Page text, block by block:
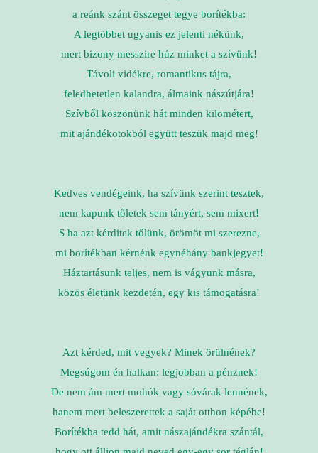
a reánk szánt összeget tegye borítékba:
A legtöbbet ugyanis ez jelenti nékünk,
mert bizony messzire húz minket a szívünk!
Távoli vidékre, romantikus tájra,
feledhetetlen kalandra, álmaink nászútjára!
Szívből köszönünk hát minden kilométert,
mit ajándékotokból együtt teszük majd meg!
Kedves vendégeink, ha szívünk szerint tesztek,
nem kapunk tőletek sem tányért, sem mixert!
S ha azt kérditek tőlünk, örömöt mi szerezne,
mi borítékban kérnénk egynéhány bankjegyet!
Háztartásunk teljes, nem is vágyunk másra,
közös életünk kezdetén, egy kis támogatásra!
Azt kérded, mit vegyek? Minek örülnének?
Megsúgom én halkan: legjobban a pénznek!
De nem ám mert mohók vagy sóvárak lennének,
hanem mert beleszerettek a saját otthon képébe!
Borítékba tedd hát, amit nászajándékra szántál,